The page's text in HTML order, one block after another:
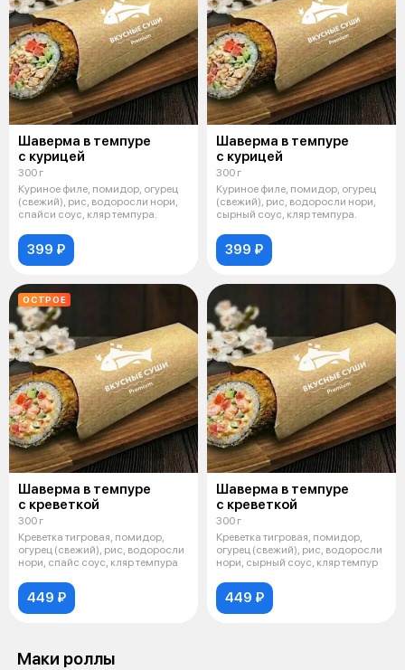
Шаверма в темпуре
с курицей
300 г
Куриное филе, помидор, огурец
(свежий), рис, водоросли нори,
спайси соус, кляр темпура.
399 ₽
Шаверма в темпуре
с курицей
300 г
Куриное филе, помидор, огурец
(свежий), рис, водоросли нори,
сырный соус, кляр темпура.
399 ₽
ОСТРОЕ
Шаверма в темпуре
с креветкой
300 г
Креветка тигровая, помидор,
огурец (свежий), рис, водоросли
нори, спайс соус, кляр темпура
449 ₽
Шаверма в темпуре
с креветкой
300 г
Креветка тигровая, помидор,
огурец (свежий), рис, водоросли
нори, сырный соус, кляр темпур
449 ₽
Маки роллы